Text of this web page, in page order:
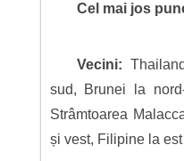
Cel mai jos
Vecini:
sud, Brunei la
Strâmtoarea
și vest, Filipine la est